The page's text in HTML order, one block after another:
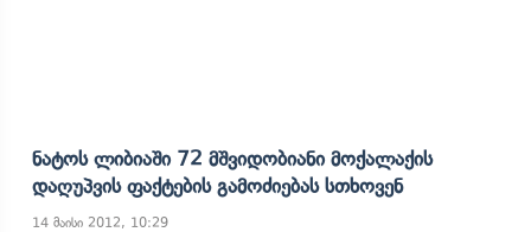
Ნატოს Ლიბიაში 72 Მშვიდობიანი Მოქალაქის
Დაღუპვის Ფაქტების Გამოძიებას Სთხოვენ
14 მაისი 2012, 10:29